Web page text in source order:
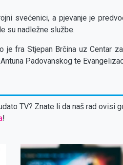
svećenici, a pjevanje je
su nadležne službe.
je fra Stjepan Brčina uz Centar
Padovanskog te
TV? Znate li da naš rad ovisi
!